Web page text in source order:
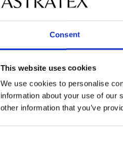
Consent
This website uses cookies
We use cookies to personalise
information about your use of our
other information that you’ve